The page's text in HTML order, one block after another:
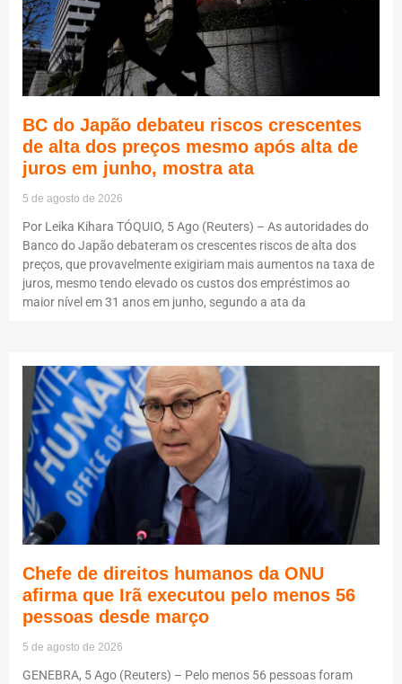
BC do Japão debateu riscos crescentes
de alta dos preços mesmo após alta de
juros em junho, mostra ata
5 de agosto de 2026
Por Leika Kihara TÓQUIO, 5 Ago (Reuters) – As autoridades do
Banco do Japão debateram os crescentes riscos de alta dos
preços, que provavelmente exigiriam mais aumentos na taxa de
juros, mesmo tendo elevado os custos dos empréstimos ao
maior nível em 31 anos em junho, segundo a ata da
Chefe de direitos humanos da ONU
afirma que Irã executou pelo menos 56
pessoas desde março
5 de agosto de 2026
GENEBRA, 5 Ago (Reuters) – Pelo menos 56 pessoas foram